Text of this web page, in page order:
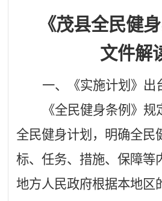
《茂县全民健身
文件解
一、《实施计划》出
《全民健身条例》
全民健身计划，明确全民
标、任务、措施、保障等
地方人民政府根据本地区